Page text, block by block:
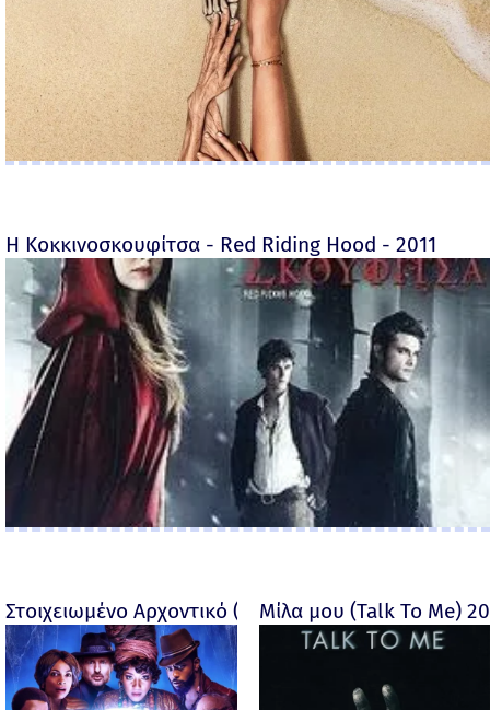
Η Κοκκινοσκουφίτσα - Red Riding Hood - 2011
Στοιχειωμένο Αρχοντικό (Haunted Mansion) - 2023
Μίλα μου (Talk To Me)